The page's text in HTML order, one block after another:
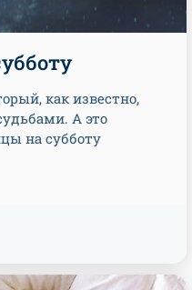
как известно,
А это
на субботу